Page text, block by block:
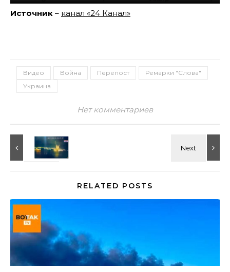
Источник – канал «24 Канал»
Видео Война Перепост
Ремарки "Слова"
Украина
Нет комментариев
RELATED POSTS